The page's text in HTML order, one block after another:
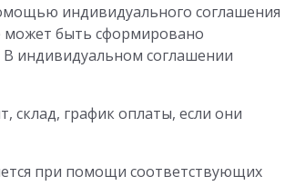
индивидуального соглашения
может быть сформировано
индивидуальном соглашении
склад, график оплаты, если они
при помощи соответствующих